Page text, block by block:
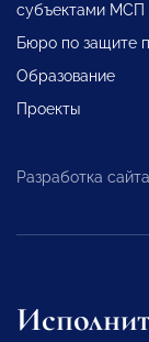
субъектами МСП
Бюро по защите
Образование
Проекты
Разработка